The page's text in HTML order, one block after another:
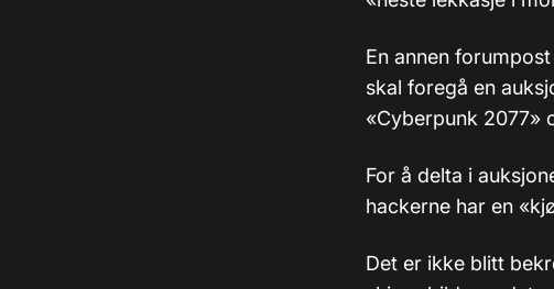
En annen
skal foregå en
«Cyberpunk 2077»
For å delta i
hackerne har en
Det er ikke blitt